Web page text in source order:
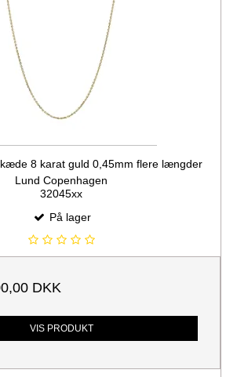
8 karat guld 0,45mm flere længder
Lund Copenhagen
32045xx
På lager
DKK
VIS PRODUKT